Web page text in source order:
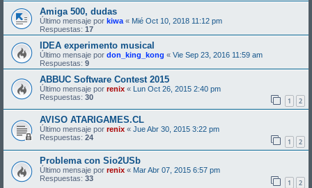
Amiga 500, dudas
Último mensaje por kiwa « Mié Oct 10, 2018 11:12 pm
Respuestas: 17
IDEA experimento musical
Último mensaje por don_king_kong « Vie Sep 23, 2016 11:59 am
Respuestas: 9
ABBUC Software Contest 2015
Último mensaje por renix « Lun Oct 26, 2015 2:40 pm
Respuestas: 30 1 2
AVISO ATARIGAMES.CL
Último mensaje por renix « Jue Abr 30, 2015 3:22 pm
Respuestas: 24 1 2
Problema con Sio2USb
Último mensaje por renix « Mar Abr 07, 2015 6:57 pm
Respuestas: 33 1 2